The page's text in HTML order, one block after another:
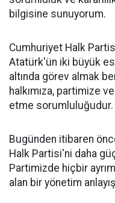
bilgisine sunuyorum.
Cumhuriyet Halk
Atatürk'ün iki büyük
altında görev almak
halkımıza, partimize
etme sorumluluğudur.
Bugünden itibaren
Halk Partisi'ni daha
Partimizde hiçbir
alan bir yönetim